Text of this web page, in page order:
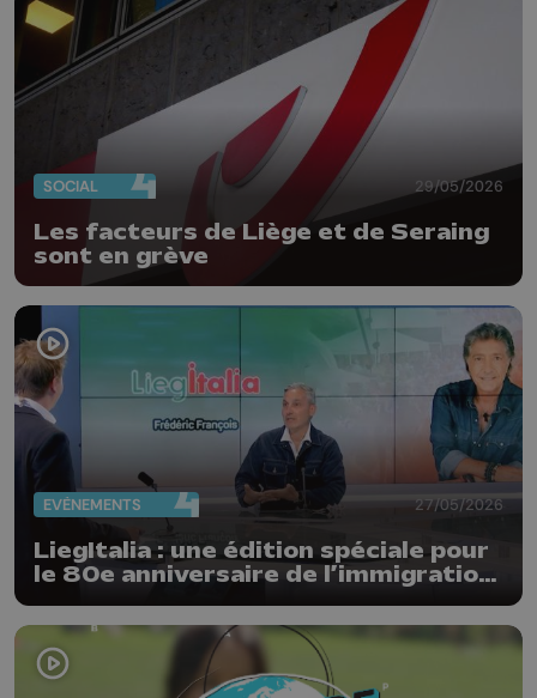
SOCIAL 29/05/2026
Les facteurs de Liège et de Seraing
sont en grève
EVÈNEMENTS 27/05/2026
LiegItalia : une édition spéciale pour
le 80e anniversaire de l’immigration